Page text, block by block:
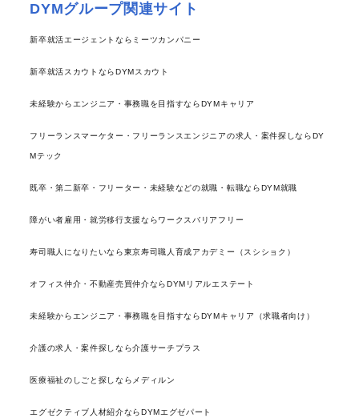
DYMグループ関連サイト
新卒就活エージェントならミーツカンパニー
新卒就活スカウトならDYMスカウト
未経験からエンジニア・事務職を目指すならDYMキャリア
フリーランスマーケター・フリーランスエンジニアの求人・案件探しならDY
Mテック
既卒・第二新卒・フリーター・未経験などの就職・転職ならDYM就職
障がい者雇用・就労移行支援ならワークスバリアフリー
寿司職人になりたいなら東京寿司職人育成アカデミー（スシショク）
オフィス仲介・不動産売買仲介ならDYMリアルエステート
未経験からエンジニア・事務職を目指すならDYMキャリア（求職者向け）
介護の求人・案件探しなら介護サーチプラス
医療福祉のしごと探しならメディルン
エグゼクティブ人材紹介ならDYMエグゼパート